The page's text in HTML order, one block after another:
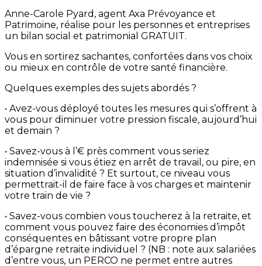
Anne-Carole Pyard, agent Axa Prévoyance et
Patrimoine, réalise pour les personnes et entreprises
un bilan social et patrimonial GRATUIT.
Vous en sortirez sachantes, confortées dans vos choix
ou mieux en contrôle de votre santé financière.
Quelques exemples des sujets abordés ?
• Avez-vous déployé toutes les mesures qui s’offrent à
vous pour diminuer votre pression fiscale, aujourd’hui
et demain ?
• Savez-vous à l’€ près comment vous seriez
indemnisée si vous étiez en arrêt de travail, ou pire, en
situation d’invalidité ? Et surtout, ce niveau vous
permettrait-il de faire face à vos charges et maintenir
votre train de vie ?
• Savez-vous combien vous toucherez à la retraite, et
comment vous pouvez faire des économies d’impôt
conséquentes en bâtissant votre propre plan
d’épargne retraite individuel ? (NB : note aux salariées
d’entre vous, un PERCO ne permet entre autres